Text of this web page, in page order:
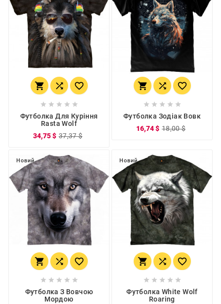
  
    
Футболка Для Куріння
Rasta Wolf
34,75 $ 37,37 $
  
    
Футболка Зодіак Вовк
16,74 $ 18,00 $
Новий
  
    
Футболка З Вовчою
Мордою
Новий
  
    
Футболка White Wolf
Roaring